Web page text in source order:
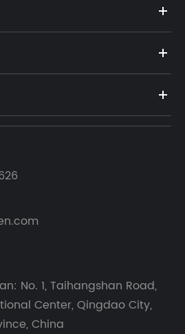
No. 1, Taihangshan Road,
Center, Qingdao City,
China